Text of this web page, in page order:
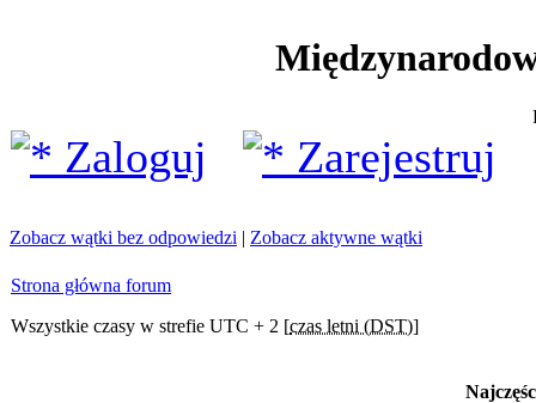
Zaloguj Zarejestruj
Zobacz wątki bez odpowiedzi | Zobacz aktywne wątki
Strona główna forum
Wszystkie czasy w strefie UTC + 2 [czas letni (DST)]